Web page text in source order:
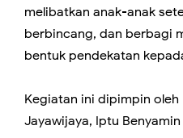
melibatkan anak-anak
berbincang, dan berbagi
bentuk pendekatan
Kegiatan ini dipimpin oleh
Jayawijaya, Iptu